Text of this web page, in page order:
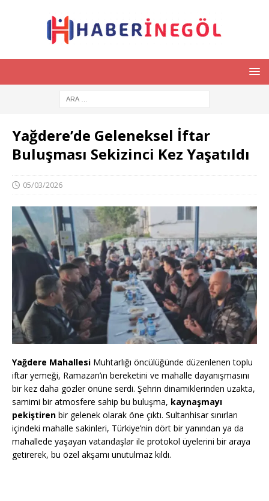
Yağdere’de Geleneksel İftar
Buluşması Sekizinci Kez Yaşatıldı
05/03/2026
Yağdere Mahallesi Muhtarlığı öncülüğünde düzenlenen toplu
iftar yemeği, Ramazan’ın bereketini ve mahalle dayanışmasını
bir kez daha gözler önüne serdi. Şehrin dinamiklerinden uzakta,
samimi bir atmosfere sahip bu buluşma, kaynaşmayı
pekiştiren bir gelenek olarak öne çıktı. Sultanhisar sınırları
içindeki mahalle sakinleri, Türkiye’nin dört bir yanından ya da
mahallede yaşayan vatandaşlar ile protokol üyelerini bir araya
getirerek, bu özel akşamı unutulmaz kıldı.